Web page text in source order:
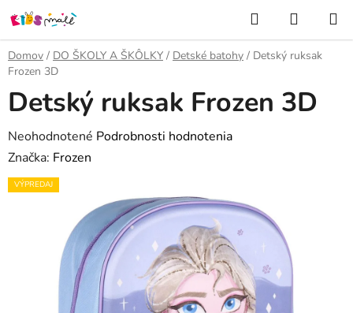
Prejsť
na
obsah
Hľadať
KOŠÍK
Domov / DO ŠKOLY A ŠKÔLKY / Detské batohy / Detský ruksak
Frozen 3D
Detský ruksak Frozen 3D
Priemerné
hodnotenie
produktu
hviezdičiek.
Neohodnotené Podrobnosti hodnotenia
Značka: Frozen
VÝPREDAJ